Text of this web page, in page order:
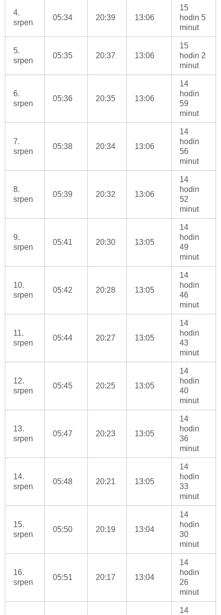
4.
srpen
05:34 20:39 13:06
15
hodin 5
minut
5.
srpen
05:35 20:37 13:06
15
hodin 2
minut
6.
srpen
05:36 20:35 13:06
14
hodin
59
minut
7.
srpen
05:38 20:34 13:06
14
hodin
56
minut
8.
srpen
05:39 20:32 13:06
14
hodin
52
minut
9.
srpen
05:41 20:30 13:05
14
hodin
49
minut
10.
srpen
05:42 20:28 13:05
14
hodin
46
minut
11.
srpen
05:44 20:27 13:05
14
hodin
43
minut
12.
srpen
05:45 20:25 13:05
14
hodin
40
minut
13.
srpen
05:47 20:23 13:05
14
hodin
36
minut
14.
srpen
05:48 20:21 13:05
14
hodin
33
minut
15.
srpen
05:50 20:19 13:04
14
hodin
30
minut
16.
srpen
05:51 20:17 13:04
14
hodin
26
minut
14